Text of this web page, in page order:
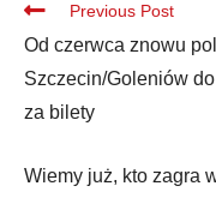
Previous Post
Od czerwca znowu
Szczecin/Goleniów
za bilety
Wiemy już, kto zagra